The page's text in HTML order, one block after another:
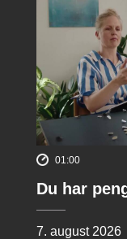
01:00
Du har
7. august 2026